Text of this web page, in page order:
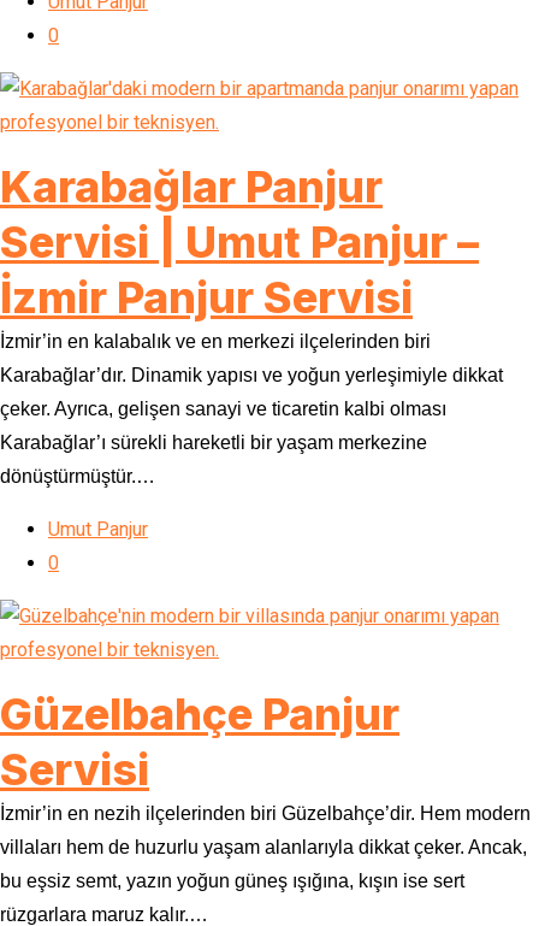
0
Karabağlar Panjur
Servisi | Umut Panjur –
İzmir Panjur Servisi
İzmir’in en kalabalık ve en merkezi ilçelerinden biri
Karabağlar’dır. Dinamik yapısı ve yoğun yerleşimiyle dikkat
çeker. Ayrıca, gelişen sanayi ve ticaretin kalbi olması
Karabağlar’ı sürekli hareketli bir yaşam merkezine
dönüştürmüştür.…
Umut Panjur
0
Güzelbahçe Panjur
Servisi
İzmir’in en nezih ilçelerinden biri Güzelbahçe’dir. Hem modern
villaları hem de huzurlu yaşam alanlarıyla dikkat çeker. Ancak,
bu eşsiz semt, yazın yoğun güneş ışığına, kışın ise sert
rüzgarlara maruz kalır.…